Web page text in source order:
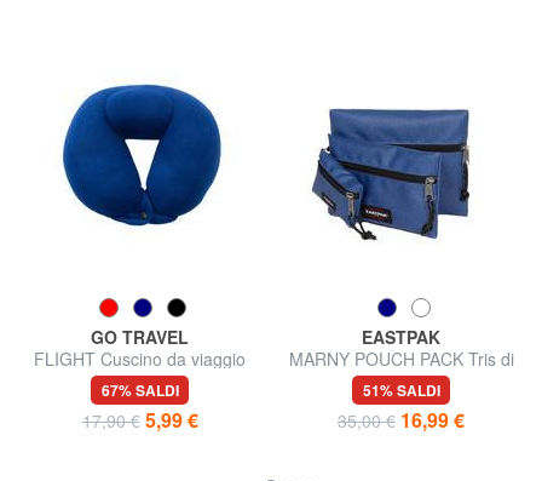
GO TRAVEL
FLIGHT Cuscino da viaggio
67% SALDI
17,90 € 5,99 €
EASTPAK
MARNY POUCH PACK Tris di
bustine porta tutto
51% SALDI
35,00 € 16,99 €